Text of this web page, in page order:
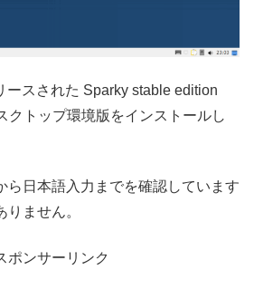
ースされた Sparky stable edition
クトップ環境版をインストールし
ら日本語入力までを確認しています
ません。
ポンサーリンク